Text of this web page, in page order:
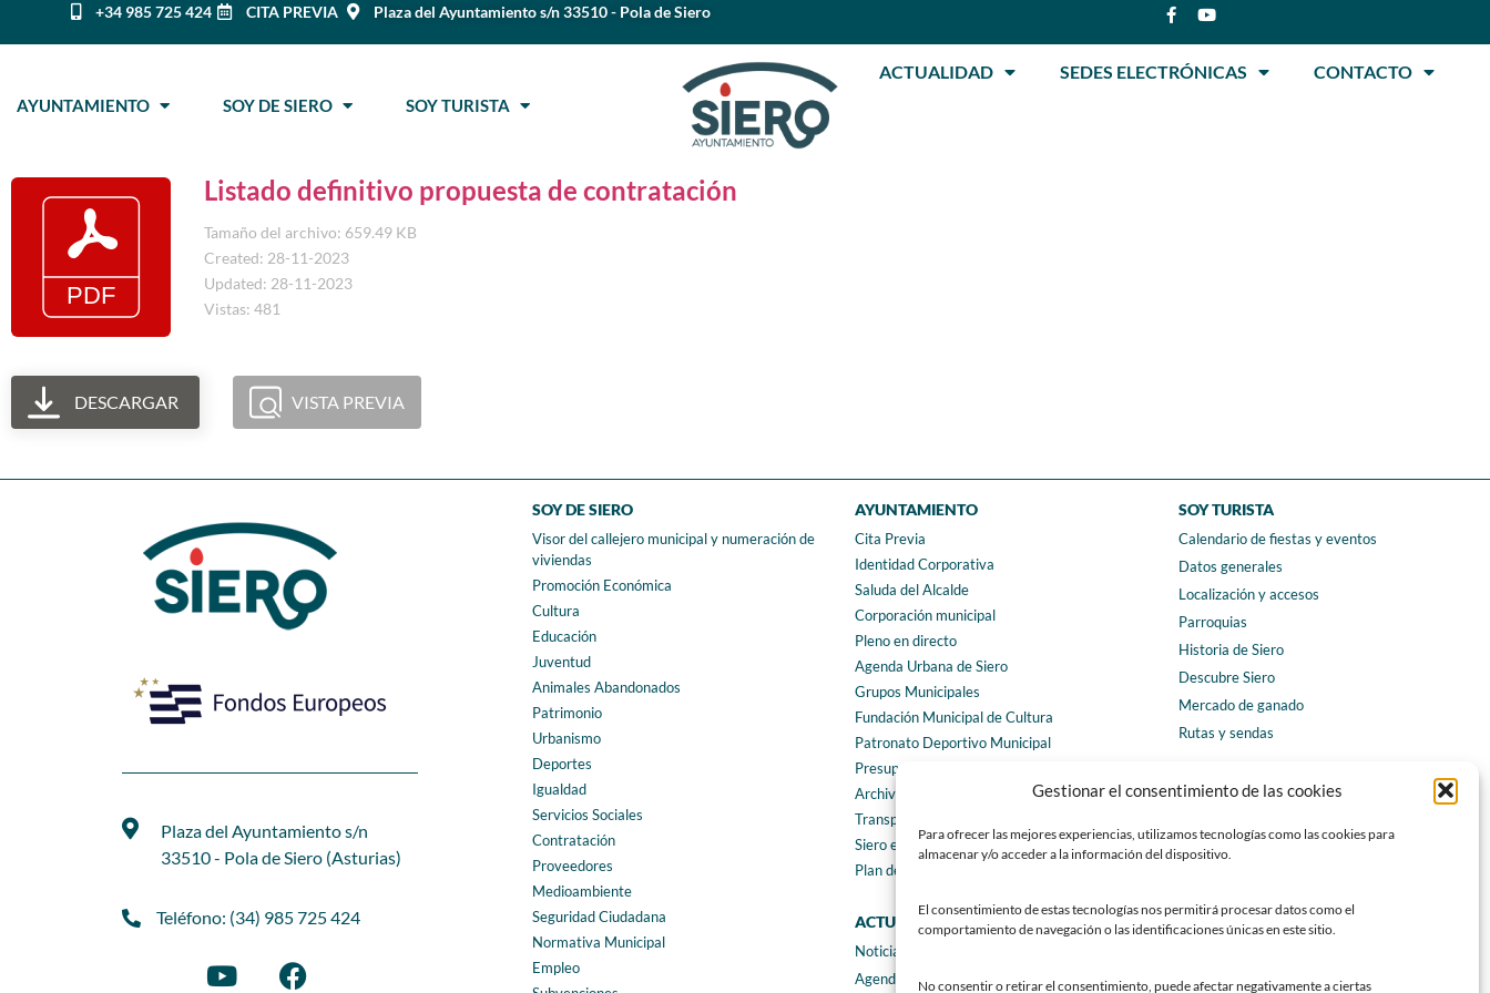
Gestionar el consentimiento de las cookies
Para ofrecer las mejores experiencias, utilizamos tecnologías como las cookies para
almacenar y/o acceder a la información del dispositivo.
El consentimiento de estas tecnologías nos permitirá procesar datos como el
comportamiento de navegación o las identificaciones únicas en este sitio.
No consentir o retirar el consentimiento, puede afectar negativamente a ciertas
+34 985 725 424 CITA PREVIA Plaza del Ayuntamiento s/n 33510 - Pola de Siero
AYUNTAMIENTO SOY DE SIERO SOY TURISTA
ACTUALIDAD SEDES ELECTRÓNICAS CONTACTO
Listado definitivo propuesta de contratación
Tamaño del archivo: 659.49 KB
Created: 28-11-2023
Updated: 28-11-2023
Vistas: 481
DESCARGAR VISTA PREVIA
Plaza del Ayuntamiento s/n
33510 - Pola de Siero (Asturias)
Teléfono: (34) 985 725 424
SOY DE SIERO
Visor del callejero municipal y numeración de
viviendas
Promoción Económica
Cultura
Educación
Juventud
Animales Abandonados
Patrimonio
Urbanismo
Deportes
Igualdad
Servicios Sociales
Contratación
Proveedores
Medioambiente
Seguridad Ciudadana
Normativa Municipal
Empleo
AYUNTAMIENTO
Cita Previa
Identidad Corporativa
Saluda del Alcalde
Corporación municipal
Pleno en directo
Agenda Urbana de Siero
Grupos Municipales
Fundación Municipal de Cultura
Patronato Deportivo Municipal
Presupuestos municipales
Archivo municipal
Transparencia
Siero en Cifras
Plan de igualdad
ACTUALIDAD
Noticias
Agenda
SOY TURISTA
Calendario de fiestas y eventos
Datos generales
Localización y accesos
Parroquias
Historia de Siero
Descubre Siero
Mercado de ganado
Rutas y sendas
CONTACTO
Teléfonos de interés
Formulario de contacto